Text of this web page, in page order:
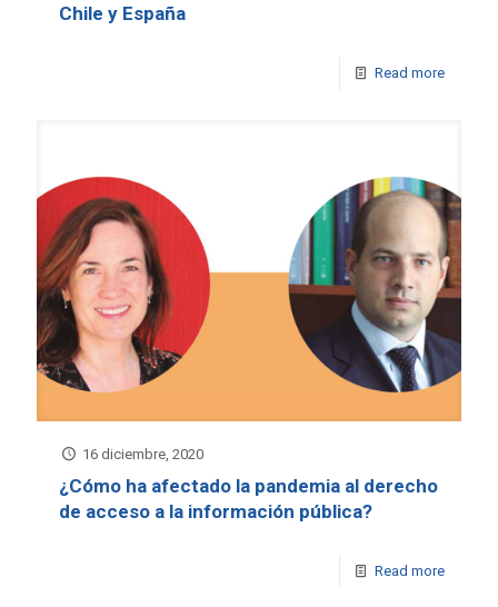
Chile y España
Read more
16 diciembre, 2020
¿Cómo ha afectado la pandemia al derecho
de acceso a la información pública?
Read more